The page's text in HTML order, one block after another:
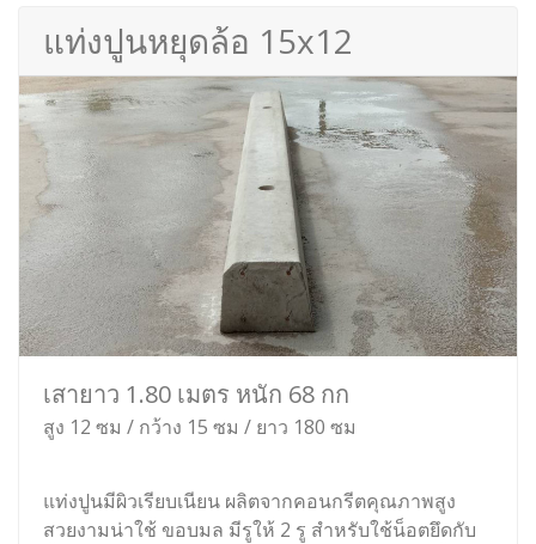
แท่งปูนหยุดล้อ 15x12
เสายาว 1.80 เมตร หนัก 68 กก
สูง 12 ซม / กว้าง 15 ซม / ยาว 180 ซม
แท่งปูนมีผิวเรียบเนียน ผลิตจากคอนกรีตคุณภาพสูง
สวยงามน่าใช้ ขอบมล มีรูให้ 2 รู สำหรับใช้น็อตยึดกับ